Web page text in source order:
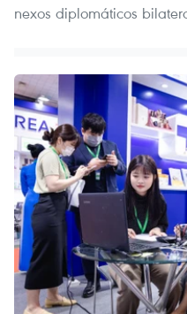
nexos diplomáticos